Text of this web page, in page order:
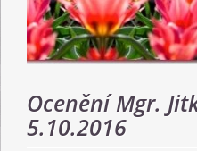
Ocenění Mgr.
5.10.2016